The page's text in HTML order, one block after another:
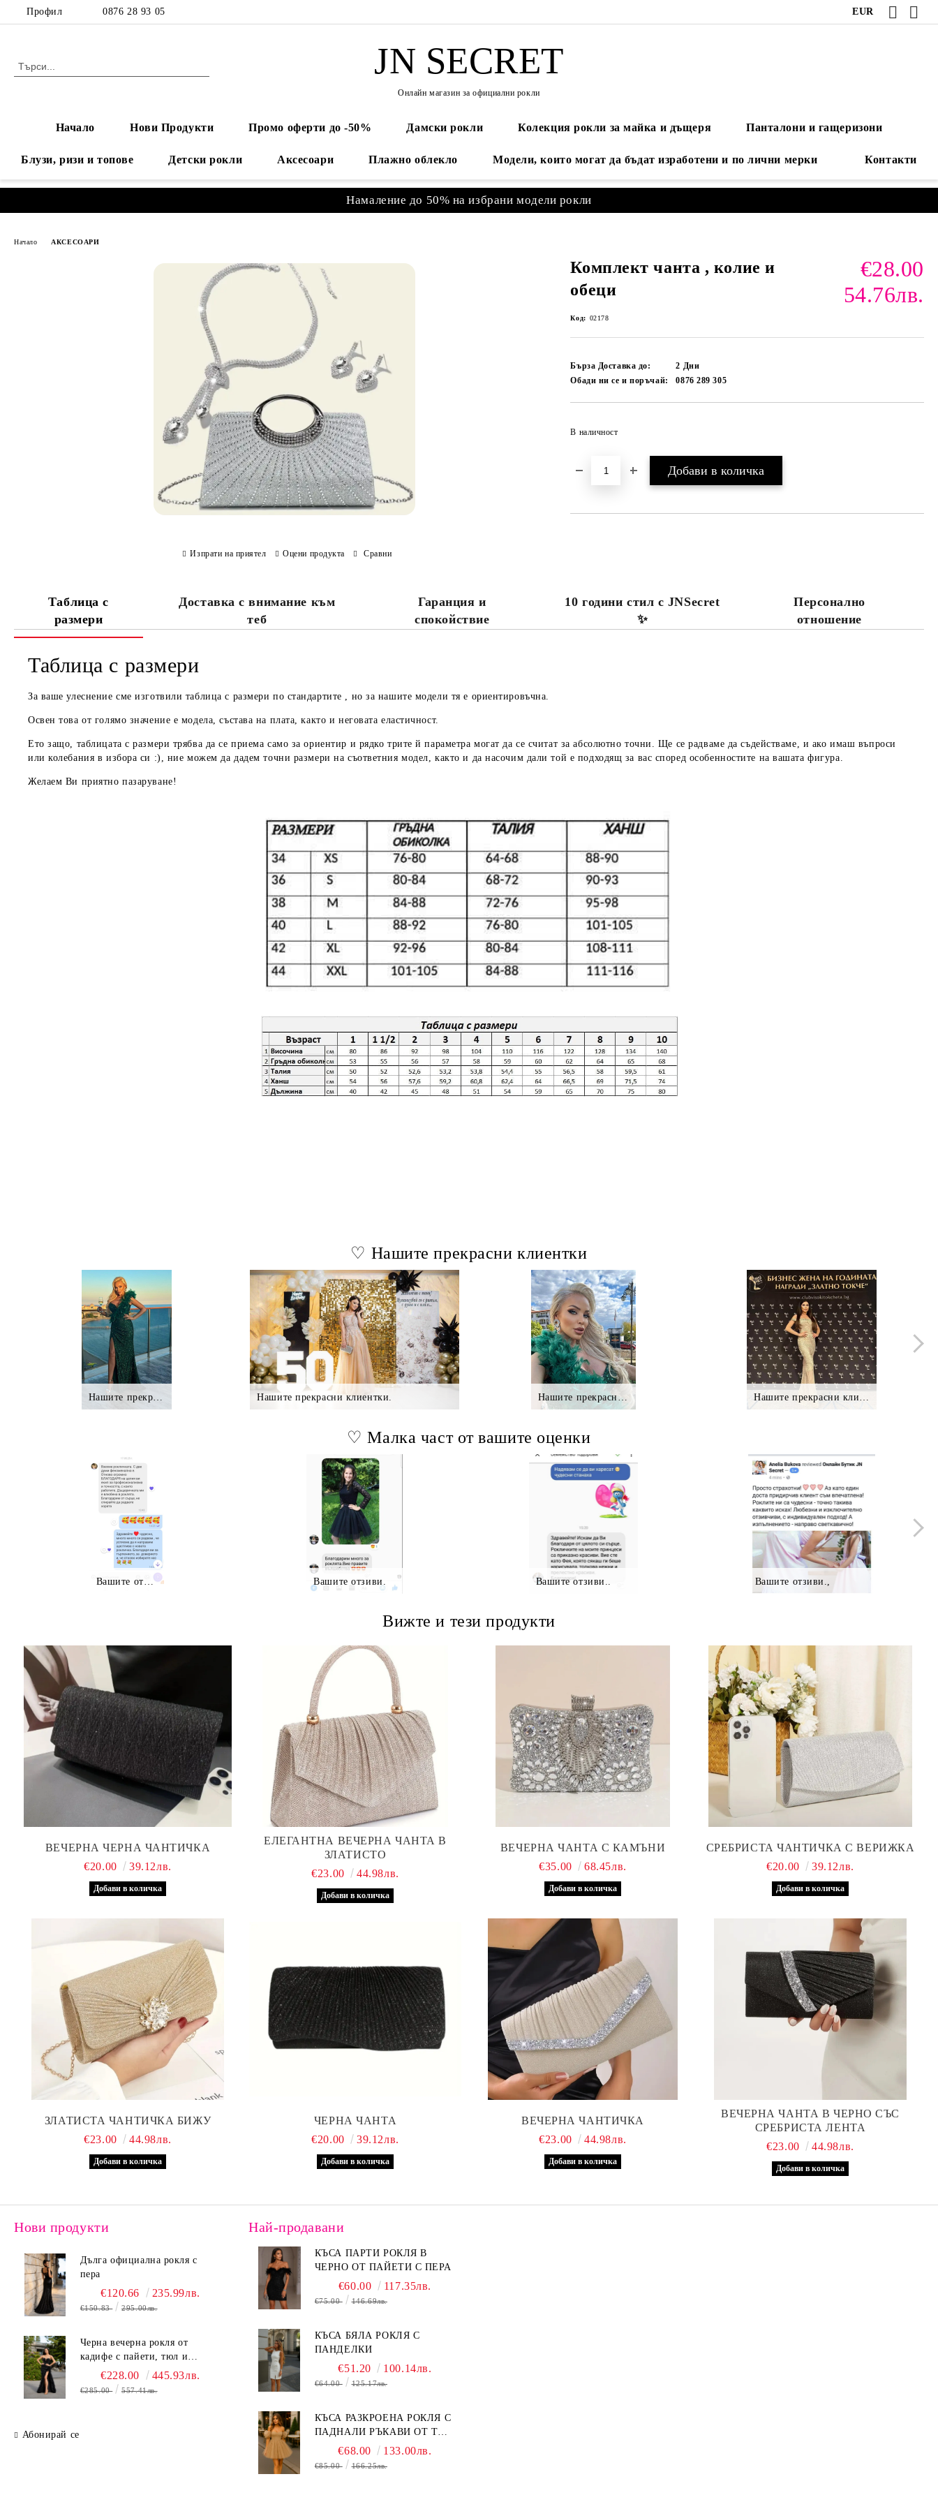
Профил 0876 28 93 05 EUR
JN SECRET
Онлайн магазин за официални рокли
Начало Нови Продукти Промо оферти до -50% Дамски рокли Колекция рокли за майка и дъщеря Панталони и гащеризони
Блузи, ризи и топове Детски рокли Аксесоари Плажно облекло Модели, които могат да бъдат изработени и по лични мерки Контакти
Намаление до 50% на избрани модели рокли
Начало АКСЕСОАРИ
Комплект чанта , колие и
обеци
€28.00
54.76лв.
Код: 02178
Бърза Доставка до: 2 Дни
Обади ни се и поръчай:
0876 289 305
В наличност
Изпрати на приятел Оцени продукта Сравни
Таблица с
размери
Доставка с внимание към
теб
Гаранция и
спокойствие
10 години стил с JNSecret
✨️
Персонално
отношение
Таблица с размери
За ваше улеснение сме изготвили таблица с размери по стандартите , но за нашите модели тя е ориентировъчна.
Освен това от голямо значение е модела, състава на плата, както и неговата еластичност.
Ето защо, таблицата с размери трябва да се приема само за ориентир и рядко трите й параметра могат да се считат за абсолютно точни. Ще се радваме да съдействаме, и ако имаш въпроси
или колебания в избора си :), ние можем да дадемточни размери на съответния модел, както и да насочим дали той е подходящ за вас според особенностите на вашата фигура.
Желаем Ви приятно пазаруване!
♡ Нашите прекрасни клиентки
Нашите прекрасни клиентки. Нашите прекрасни клиентки *.
♡ Малка част от вашите оценки
Вашите отзиви. Вашите отзиви.. Вашите отзиви.,
Вижте и тези продукти
ВЕЧЕРНА ЧЕРНА ЧАНТИЧКА
€20.00
39.12лв.
ЕЛЕГАНТНА ВЕЧЕРНА ЧАНТА В
ЗЛАТИСТО
€23.00
44.98лв.
ВЕЧЕРНА ЧАНТА С КАМЪНИ
€35.00
68.45лв.
СРЕБРИСТА ЧАНТИЧКА С ВЕРИЖКА
€20.00
39.12лв.
ЗЛАТИСТА ЧАНТИЧКА БИЖУ
€23.00
44.98лв.
ЧЕРНА ЧАНТА
€20.00
39.12лв.
ВЕЧЕРНА ЧАНТИЧКА
€23.00
44.98лв.
ВЕЧЕРНА ЧАНТА В ЧЕРНО СЪС
СРЕБРИСТА ЛЕНТА
€23.00
44.98лв.
Нови продукти
Дълга официална рокля с
пера
€120.66 235.99лв.
€150.83 295.00лв.
Черна вечерна рокля от
кадифе с пайети, тюл и
ефектна цепка
€228.00 445.93лв.
€285.00 557.41лв.
Абонирай се
Най-продавани
КЪСА ПАРТИ РОКЛЯ В
ЧЕРНО ОТ ПАЙЕТИ С ПЕРА
€60.00 117.35лв.
€75.00 146.69лв.
КЪСА БЯЛА РОКЛЯ С
ПАНДЕЛКИ
€51.20 100.14лв.
€64.00 125.17лв.
КЪСА РАЗКРОЕНА РОКЛЯ С
ПАДНАЛИ РЪКАВИ ОТ ТЮЛ
В БЕЖОВО
€68.00 133.00лв.
€85.00 166.25лв.